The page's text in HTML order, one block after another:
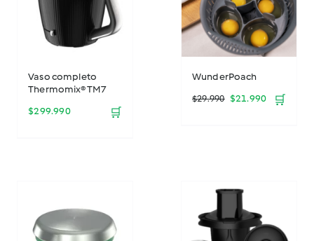
Vaso completo
Thermomix® TM7
$299.990 🛒
WunderPoach
$29.990 El
$29.990.
$21.990El 🛒